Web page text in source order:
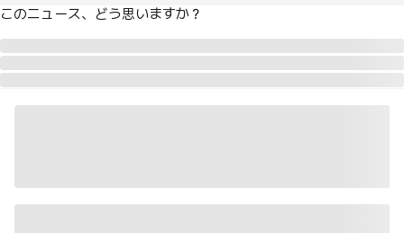
このニュース、どう思いますか？